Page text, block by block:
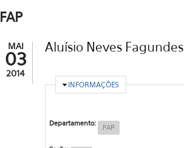
FAP
MAI
03
2014
Aluísio Neves Fagundes
OCULTAR
INFORMAÇÕES
Departamento: FAP